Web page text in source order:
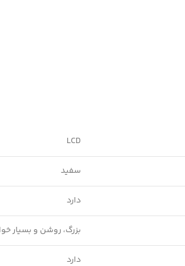
LCD
سفید
دارد
بزرگ، روشن و بسیار
دارد